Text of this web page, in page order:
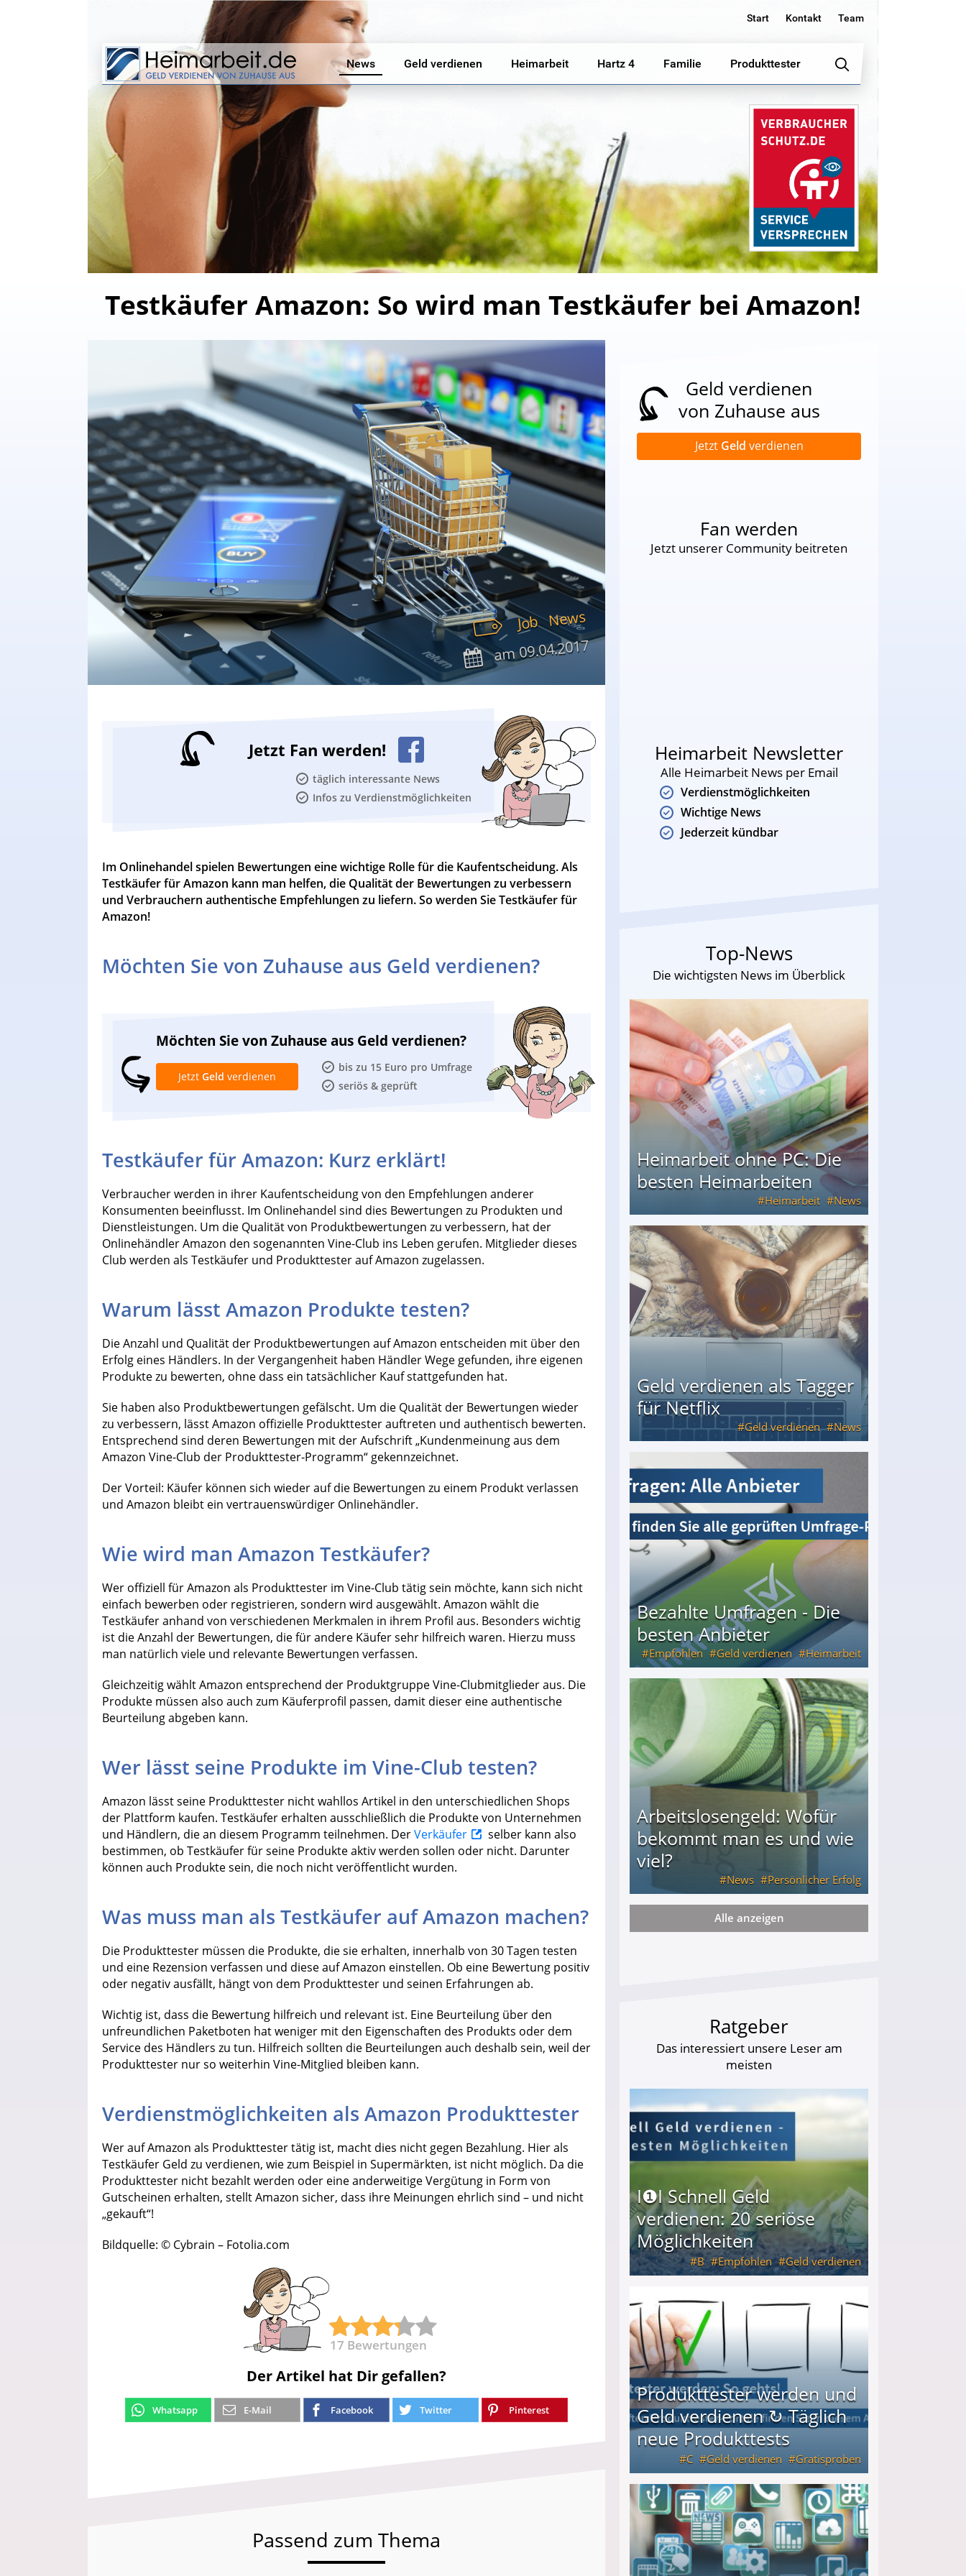
Start Kontakt Team
News Geld verdienen Heimarbeit Hartz 4 Familie Produkttester
Testkäufer Amazon: So wird man Testkäufer bei Amazon!
Job News
am09.04.2017
Jetzt Fan werden!
täglich interessante News
Infos zu Verdienstmöglichkeiten
Im Onlinehandel spielen Bewertungen eine wichtige Rolle für die Kaufentscheidung. Als
Testkäufer für Amazon kann man helfen, die Qualität der Bewertungen zu verbessern
und Verbrauchern authentische Empfehlungen zu liefern. So werden Sie Testkäufer für
Amazon!
Möchten Sie von Zuhause aus Geld verdienen?
Möchten Sie von Zuhause aus Geld verdienen?
bis zu 15 Euro pro Umfrage
seriös & geprüft
Jetzt Geld verdienen
Testkäufer für Amazon: Kurz erklärt!
Verbraucher werden in ihrer Kaufentscheidung von den Empfehlungen anderer
Konsumenten beeinflusst. Im Onlinehandel sind dies Bewertungen zu Produkten und
Dienstleistungen. Um die Qualität von Produktbewertungen zu verbessern, hat der
Onlinehändler Amazon den sogenannten Vine-Club ins Leben gerufen. Mitglieder dieses
Club werden als Testkäufer und Produkttester auf Amazon zugelassen.
Warum lässt Amazon Produkte testen?
Die Anzahl und Qualität der Produktbewertungen auf Amazon entscheiden mit über den
Erfolg eines Händlers. In der Vergangenheit haben Händler Wege gefunden, ihre eigenen
Produkte zu bewerten, ohne dass ein tatsächlicher Kauf stattgefunden hat.
Sie haben also Produktbewertungen gefälscht. Um die Qualität der Bewertungen wieder
zu verbessern, lässt Amazon offizielle Produkttester auftreten und authentisch bewerten.
Entsprechend sind deren Bewertungen mit der Aufschrift „Kundenmeinung aus dem
Amazon Vine-Club der Produkttester-Programm“ gekennzeichnet.
Der Vorteil: Käufer können sich wieder auf die Bewertungen zu einem Produkt verlassen
und Amazon bleibt ein vertrauenswürdiger Onlinehändler.
Wie wird man Amazon Testkäufer?
Wer offiziell für Amazon als Produkttester im Vine-Club tätig sein möchte, kann sich nicht
einfach bewerben oder registrieren, sondern wird ausgewählt. Amazon wählt die
Testkäufer anhand von verschiedenen Merkmalen in ihrem Profil aus. Besonders wichtig
ist die Anzahl der Bewertungen, die für andere Käufer sehr hilfreich waren. Hierzu muss
man natürlich viele und relevante Bewertungen verfassen.
Gleichzeitig wählt Amazon entsprechend der Produktgruppe Vine-Clubmitglieder aus. Die
Produkte müssen also auch zum Käuferprofil passen, damit dieser eine authentische
Beurteilung abgeben kann.
Wer lässt seine Produkte im Vine-Club testen?
Amazon lässt seine Produkttester nicht wahllos Artikel in den unterschiedlichen Shops
der Plattform kaufen. Testkäufer erhalten ausschließlich die Produkte von Unternehmen
und Händlern, die an diesem Programm teilnehmen. DerVerkäufer
selber kann also
bestimmen, ob Testkäufer für seine Produkte aktiv werden sollen oder nicht. Darunter
können auch Produkte sein, die noch nicht veröffentlicht wurden.
Was muss man als Testkäufer auf Amazon machen?
Die Produkttester müssen die Produkte, die sie erhalten, innerhalb von 30 Tagen testen
und eine Rezension verfassen und diese auf Amazon einstellen. Ob eine Bewertung positiv
oder negativ ausfällt, hängt von dem Produkttester und seinen Erfahrungen ab.
Wichtig ist, dass die Bewertung hilfreich und relevant ist. Eine Beurteilung über den
unfreundlichen Paketboten hat weniger mit den Eigenschaften des Produkts oder dem
Service des Händlers zu tun. Hilfreich sollten die Beurteilungen auch deshalb sein, weil der
Produkttester nur so weiterhin Vine-Mitglied bleiben kann.
Verdienstmöglichkeiten als Amazon Produkttester
Wer auf Amazon als Produkttester tätig ist, macht dies nicht gegen Bezahlung. Hier als
Testkäufer Geld zu verdienen, wie zum Beispiel in Supermärkten, ist nicht möglich. Da die
Produkttester nicht bezahlt werden oder eine anderweitige Vergütung in Form von
Gutscheinen erhalten, stellt Amazon sicher, dass ihre Meinungen ehrlich sind – und nicht
„gekauft“!
Bildquelle: © Cybrain – Fotolia.com
17 Bewertungen
Der Artikel hat Dir gefallen?
Whatsapp E-Mail Facebook Twitter Pinterest
Passend zum Thema
Geld verdienen
von Zuhause aus
Jetzt Geld verdienen
Fan werden
Jetzt unserer Community beitreten
Heimarbeit Newsletter
Alle Heimarbeit News per Email
Verdienstmöglichkeiten
Wichtige News
Jederzeit kündbar
Top-News
Die wichtigsten News im Überblick
Heimarbeit ohne PC: Die
besten Heimarbeiten
Heimarbeit News
Heimarbeit ohne PC: Die besten Heimarbeiten
Geld verdienen als Tagger
für Netflix
Geld verdienen News
Bezahlte Umfragen - Die
besten Anbieter
Empfohlen Geld verdienen Heimarbeit
Bezahlte Umfragen - Die besten Anbieter
Arbeitslosengeld: Wofür
bekommt man es und wie
viel?
News Persönlicher Erfolg
Arbeitslosengeld: Wofür bekommt man es und wie viel?
Alle anzeigen
Ratgeber
Das interessiert unsere Leser am
meisten
I❶I Schnell Geld
verdienen: 20 seriöse
Möglichkeiten
B Empfohlen Geld verdienen
Produkttester werden und
Geld verdienen ↻ Täglich
neue Produkttests
C Geld verdienen Gratisproben
Produkttester werden und Geld verdienen ↻ Täglich neue Produkttests